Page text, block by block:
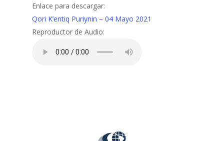
Enlace para descargar:
Qori K’entiq Puriynin – 04 Mayo 2021
Reproductor de Audio: